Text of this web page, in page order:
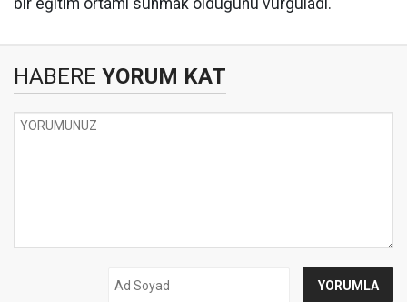
bir eğitim ortamı sunmak olduğunu vurguladı.
HABERE YORUM KAT